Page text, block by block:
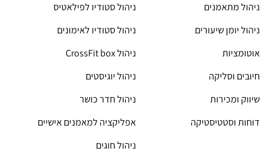
ניהול מתאמנים
ניהול יומן שיעורים
אוטומציות
חיובים וסליקה
שיווק ומכירות
דוחות וסטטיסטיקה
ניהול סטודיו לפילאטיס
ניהול סטודיו לאימונים
CrossFit box ניהול
ניהול יוגיסטים
ניהול חדר כושר
אפליקציה למאמנים אישיים
ניהול חוגים